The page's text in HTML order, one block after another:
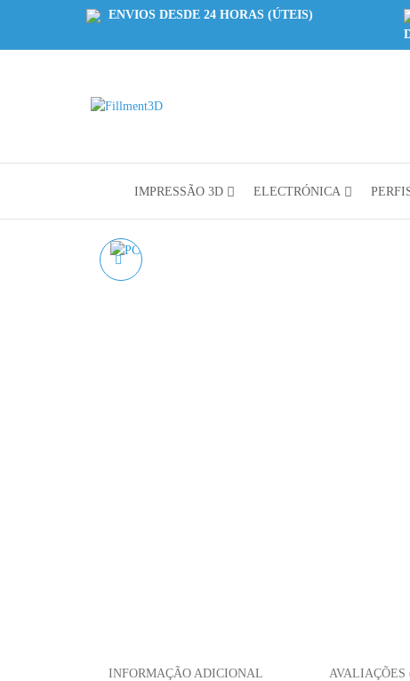
ENVIOS DESDE 24 HORAS (ÚTEIS)
3D
IMPRESSÃO 3D ELECTRÓNICA
INFORMAÇÃO ADICIONAL AVALIAÇÕES